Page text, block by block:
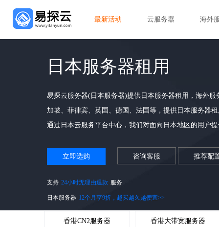
最新活动 云服务器 海外
日本服务器租用
易探云服务器(日本服务器)提供日本服务器租用，海外
加坡、菲律宾、英国、德国、法国等，提供日本服务器
通过日本云服务平台中心，我们对面向日本地区的用户
立即选购 咨询客服 推荐配
支持 24小时无理由退款 服务
日本服务器 12个月享9折，越买越久越便宜>>
香港CN2服务器 香港大带宽服务器